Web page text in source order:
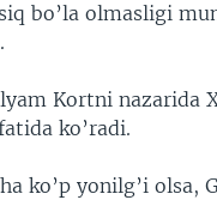
bo’la olmasligi
Kortni nazarida
ko’radi.
ko’p yonilg’i olsa,